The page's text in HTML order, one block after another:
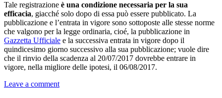
Tale registrazione è una condizione necessaria per la sua
efficacia, giacché solo dopo di essa può essere pubblicato. La
pubblicazione e l’entrata in vigore sono sottoposte alle stesse norme
che valgono per la legge ordinaria, cioé, la pubblicazione in
Gazzetta Ufficiale e la successiva entrata in vigore dopo il
quindicesimo giorno successivo alla sua pubblicazione; vuole dire
che il rinvio della scadenza al 20/07/2017 dovrebbe entrare in
vigore, nella migliore delle ipotesi, il 06/08/2017.
Leave a comment